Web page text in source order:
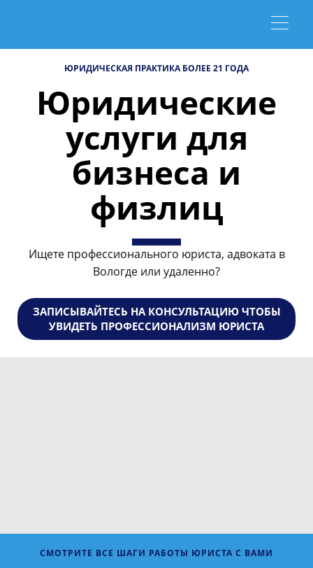
ЮРИДИЧЕСКАЯ ПРАКТИКА БОЛЕЕ 21 ГОДА
Юридические
услуги для
бизнеса и
физлиц
Ищете профессионального юриста, адвоката в
Вологде или удаленно?
ЗАПИСЫВАЙТЕСЬ НА КОНСУЛЬТАЦИЮ ЧТОБЫ
УВИДЕТЬ ПРОФЕССИОНАЛИЗМ ЮРИСТА
СМОТРИТЕ ВСЕ ШАГИ РАБОТЫ ЮРИСТА С ВАМИ